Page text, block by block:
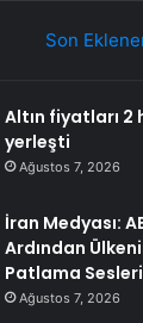
Son
Altın fiyatları 2
yerleşti
Ağustos 7, 2026
İran Medyası:
Ardından
Patlama
Ağustos 7, 2026